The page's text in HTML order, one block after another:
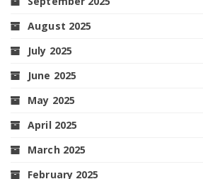
August 2025
July 2025
June 2025
May 2025
April 2025
March 2025
February 2025